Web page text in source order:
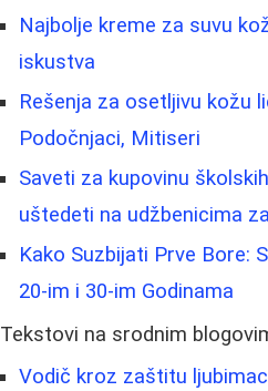
Najbolje kreme za suvu
iskustva
Rešenja za osetljivu kožu
Podočnjaci, Mitiseri
Saveti za kupovinu
uštedeti na udžbenicima
Kako Suzbijati Prve Bore:
20-im i 30-im Godinama
Tekstovi na srodnim
Vodič kroz zaštitu